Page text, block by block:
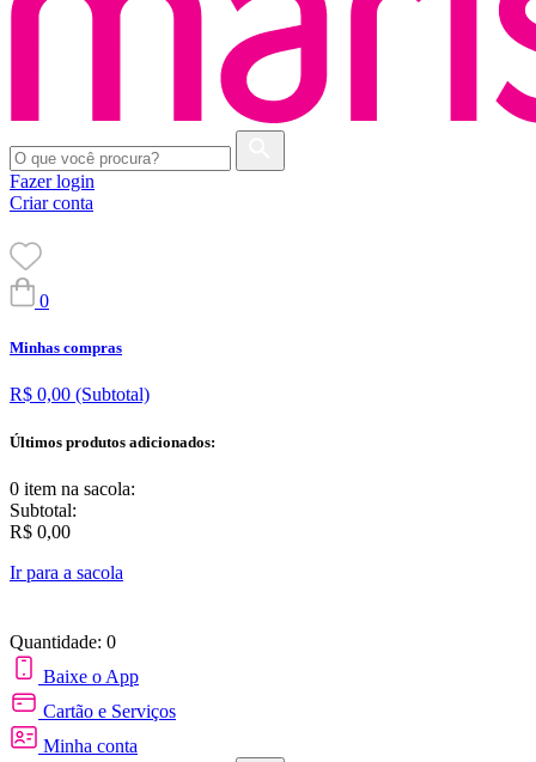
Fazer login
Criar conta
0
Minhas compras
R$ 0,00 (Subtotal)
Últimos produtos adicionados:
0 item na sacola:
Subtotal:
R$ 0,00
Ir para a sacola
Quantidade: 0
Baixe o App
Cartão e Serviços
Minha conta